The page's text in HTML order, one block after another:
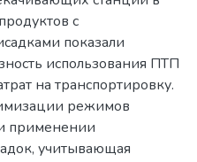
с
показали
использования ПТП
на транспортировку.
режимов
применении
учитывающая